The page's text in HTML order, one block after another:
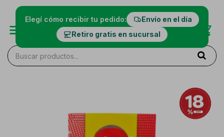
Elegí cómo recibir tu pedido:
Envío en el día
Retiro gratis en sucursal